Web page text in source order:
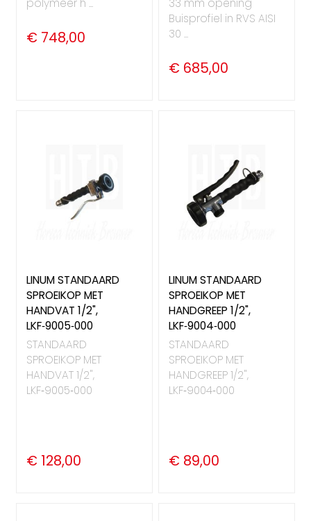
polymeer h ...
€ 748,00
33 mm opening
Buisprofiel in RVS AISI
30 ...
€ 685,00
LINUM STANDAARD
SPROEIKOP MET
HANDVAT 1/2",
LKF‑9005‑000
STANDAARD
SPROEIKOP MET
HANDVAT 1/2",
LKF‑9005‑000
€ 128,00
LINUM STANDAARD
SPROEIKOP MET
HANDGREEP 1/2",
LKF‑9004‑000
STANDAARD
SPROEIKOP MET
HANDGREEP 1/2",
LKF‑9004‑000
€ 89,00